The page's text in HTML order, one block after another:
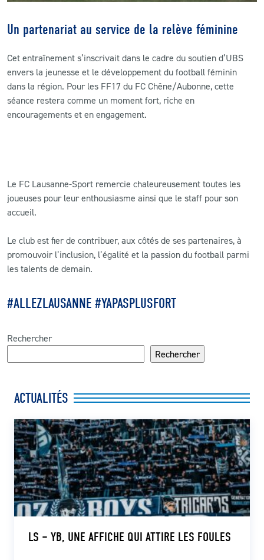
Un partenariat au service de la relève féminine
Cet entraînement s’inscrivait dans le cadre du soutien d’UBS
envers la jeunesse et le développement du football féminin
dans la région. Pour les FF17 du FC Chêne/Aubonne, cette
séance restera comme un moment fort, riche en
encouragements et en engagement.
Le FC Lausanne-Sport remercie chaleureusement toutes les
joueuses pour leur enthousiasme ainsi que le staff pour son
accueil.
Le club est fier de contribuer, aux côtés de ses partenaires, à
promouvoir l’inclusion, l’égalité et la passion du football parmi
les talents de demain.
#ALLEZLAUSANNE #YAPASPLUSFORT
Rechercher
Rechercher
ACTUALITÉS
LS – YB, UNE AFFICHE QUI ATTIRE LES FOULES